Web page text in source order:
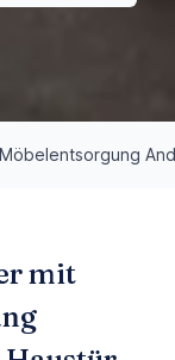
Möbelentsorgung
mit